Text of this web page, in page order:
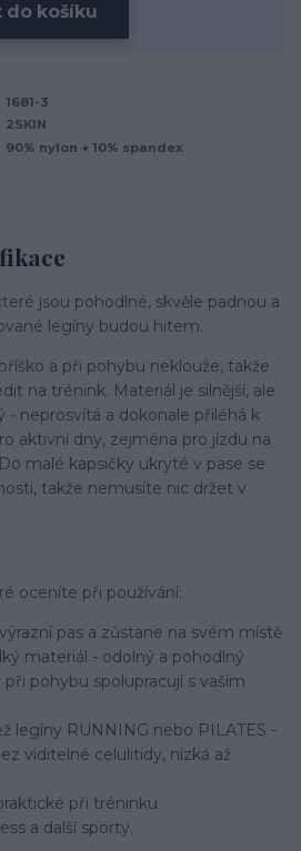
do košíku
1681-3
2SKIN
90% nylon + 10% spandex
jsou pohodlné, skvěle padnou a
legíny budou hitem.
a při pohybu neklouže, takže
na trénink. Materiál je silnější, ale
- neprosvítá a dokonale přiléhá k
aktivní dny, zejména pro jízdu na
malé kapsičky ukryté v pase se
takže nemusíte nic držet v
oceníte při používání:
pas a zůstane na svém místě
materiál - odolný a pohodlný
pohybu spolupracují s vaším
legíny RUNNING nebo PILATES -
viditelné celulitidy, nízká až
při tréninku
a další sporty.